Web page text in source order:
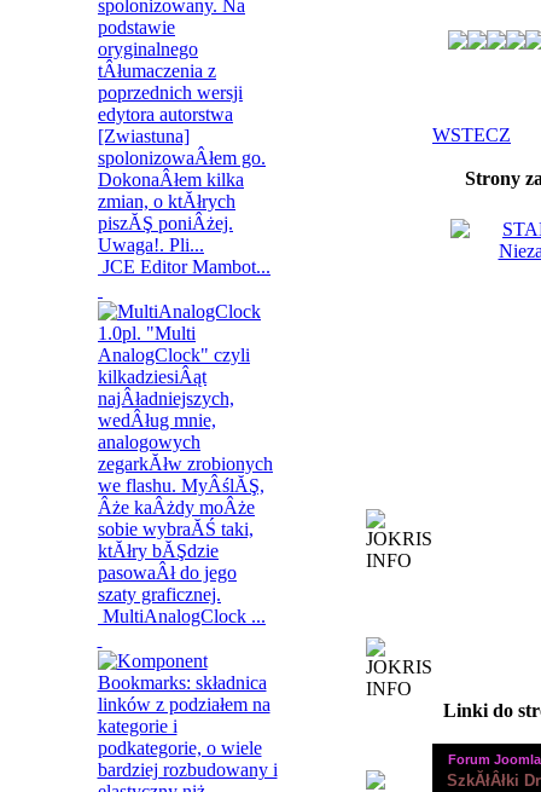
JCE Editor Mambot...
MultiAnalogClock ...
WSTECZ
Strony
Linki do
Forum
SzkĂłÂłki